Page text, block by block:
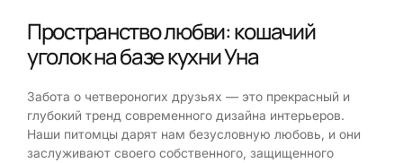
Пространство любви: кошачий
уголок на базе кухни Уна
Забота о четвероногих друзьях — это прекрасный и
глубокий тренд современного дизайна интерьеров.
Наши питомцы дарят нам безусловную любовь, и они
заслуживают своего собственного, защищенного